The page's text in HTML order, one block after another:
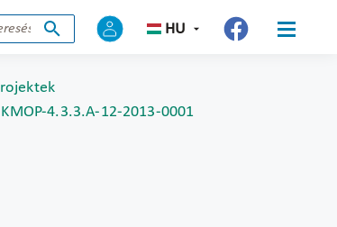
HU
4.3.3.A-12-2013-0001